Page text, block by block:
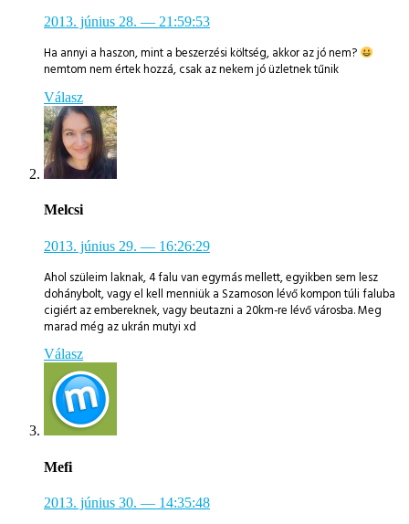
2013. június 28. — 21:59:53
Ha annyi a haszon, mint a beszerzési költség, akkor az jó nem?
nemtom nem értek hozzá, csak az nekem jó üzletnek tűnik
Válasz
Melcsi
2013. június 29. — 16:26:29
Ahol szüleim laknak, 4 falu van egymás mellett, egyikben sem lesz
dohánybolt, vagy el kell menniük a Szamoson lévő kompon túli faluba
cigiért az embereknek, vagy beutazni a 20km-re lévő városba. Meg
marad még az ukrán mutyi xd
Válasz
Mefi
2013. június 30. — 14:35:48